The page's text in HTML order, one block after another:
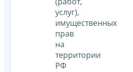
услуг),
имущественных
прав
на
территории
РФ